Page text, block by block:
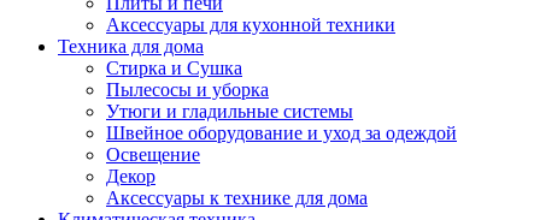
Аксессуары для кухонной техники
Техника для дома
Стирка и Сушка
Пылесосы и уборка
Утюги и гладильные системы
Швейное оборудование и уход за одеждой
Освещение
Декор
Аксессуары к технике для дома